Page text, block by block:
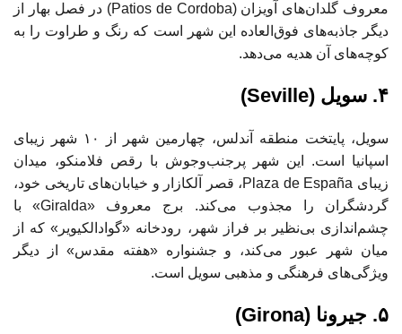
معروف گلدان‌های آویزان (Patios de Cordoba) در فصل بهار از
دیگر جاذبه‌های فوق‌العاده این شهر است که رنگ و طراوت را به
کوچه‌های آن هدیه می‌دهد.
۴. سویل (Seville)
سویل، پایتخت منطقه آندلس، چهارمین شهر از ۱۰ شهر زیبای
اسپانیا است. این شهر پرجنب‌وجوش با رقص فلامنکو، میدان
زیبای Plaza de España، قصر آلکازار و خیابان‌های تاریخی خود،
گردشگران را مجذوب می‌کند. برج معروف «Giralda» با
چشم‌اندازی بی‌نظیر بر فراز شهر، رودخانه «گوادالکیویر» که از
میان شهر عبور می‌کند، و جشنواره «هفته مقدس» از دیگر
ویژگی‌های فرهنگی و مذهبی سویل است.
۵. جیرونا (Girona)